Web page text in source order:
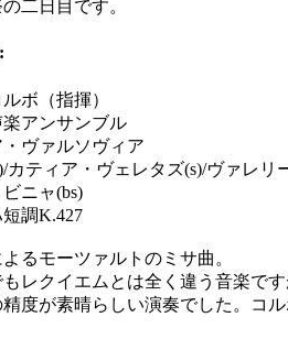
二日目です。
ボ（指揮）
アンサンブル
ヴァルソヴィア
カティア・ヴェレタズ(s)/ヴァレリ
ニャ(bs)
調K.427
るモーツァルトのミサ曲。
レクイエムとは全く違う音楽です
度が素晴らしい演奏でした。コ